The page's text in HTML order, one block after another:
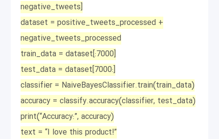
negative_tweets]
dataset = positive_tweets_processed +
negative_tweets_processed
train_data = dataset[:7000]
test_data = dataset[7000:]
classifier = NaiveBayesClassifier.train(train_data)
accuracy = classify.accuracy(classifier, test_data)
print(“Accuracy:”, accuracy)
text = “I love this product!”